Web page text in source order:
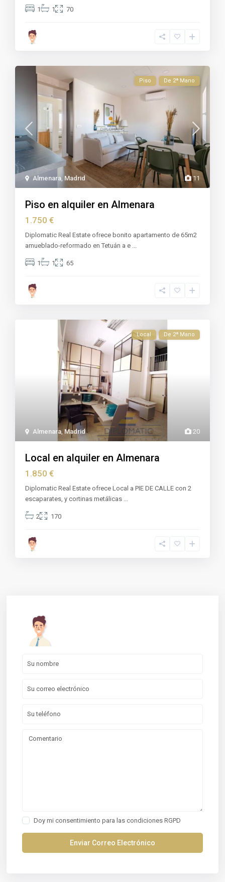
1 1 70
11
Almenara Madrid
Piso De 2ª Mano
Piso en alquiler en Almenara
1.750 €
Diplomatic Real Estate ofrece bonito apartamento de 65m2
amueblado-reformado en Tetuán a e
1 1 65
20
Almenara Madrid
Local De 2ª Mano
Local en alquiler en Almenara
1.850 €
Diplomatic Real Estate ofrece Local a PIE DE CALLE con 2
escaparates, y cortinas metálicas
2 170
Doy mi consentimiento para lascondiciones RGPD